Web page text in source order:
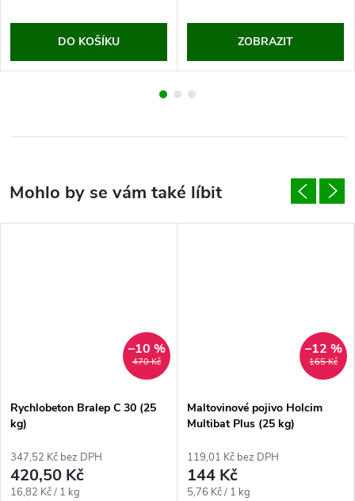
DO KOŠÍKU ZOBRAZIT
470 Kč
–10 %
Rychlobeton Bralep C 30 (25
kg)
347,52 Kč bez DPH
420,50 Kč
Měrná
16,82 Kč / 1 kg
165 Kč
–12 %
Maltovinové pojivo Holcim
Multibat Plus (25 kg)
119,01 Kč bez DPH
144 Kč
Měrná
5,76 Kč / 1 kg